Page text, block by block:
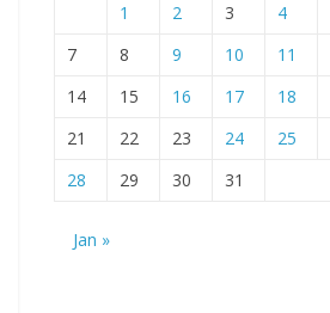
1
2 3 4
7
8 9 10 11
14
15 16 17 18
21
22 23 24 25
28
29 30 31
Jan »